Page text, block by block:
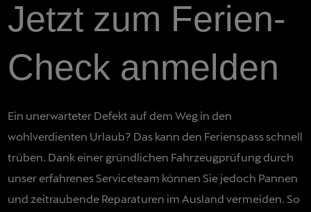
Jetzt zum Ferien-
Check anmelden
Ein unerwarteter Defekt auf dem Weg in den
wohlverdienten Urlaub? Das kann den Ferienspass schnell
trüben. Dank einer gründlichen Fahrzeugprüfung durch
unser erfahrenes Serviceteam können Sie jedoch Pannen
und zeitraubende Reparaturen im Ausland vermeiden. So